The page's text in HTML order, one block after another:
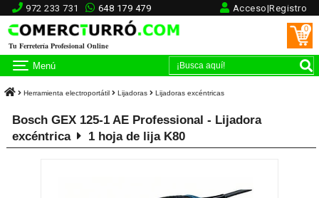
972 233 731 648 179 479 Acceso|Registro
Tu Ferretería Profesional Online
0
Menú
Herramienta electroportátil Lijadoras Lijadoras excéntricas
Bosch GEX 125-1 AE Professional - Lijadora
excéntrica
1 hoja de lija K80